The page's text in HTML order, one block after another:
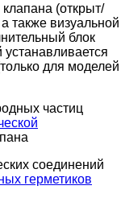
(открыт/
также визуальной
блок
устанавливается
для моделей
частиц
соединений
герметиков